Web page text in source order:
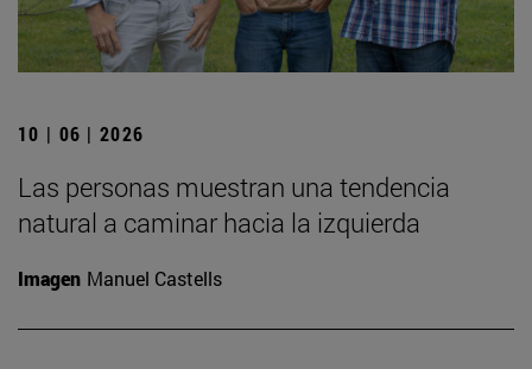
10 | 06 | 2026
Las personas muestran una tendencia
natural a caminar hacia la izquierda
Imagen Manuel Castells